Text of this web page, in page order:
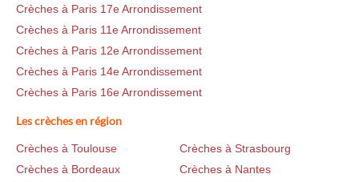
Crèches à Paris 17e Arrondissement
Crèches à Paris 11e Arrondissement
Crèches à Paris 12e Arrondissement
Crèches à Paris 14e Arrondissement
Crèches à Paris 16e Arrondissement
Les crèches en région
Crèches à Toulouse
Crèches à Strasbourg
Crèches à Bordeaux
Crèches à Nantes